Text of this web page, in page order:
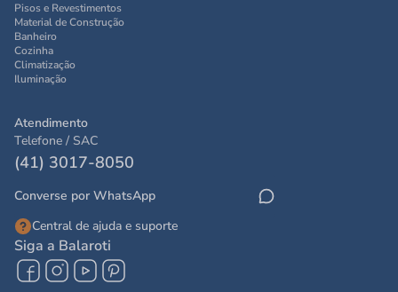
Pisos e Revestimentos
Material de Construção
Banheiro
Cozinha
Climatização
Iluminação
Atendimento
Telefone / SAC
(41) 3017-8050
Converse por WhatsApp
Central de ajuda e suporte
Siga a Balaroti